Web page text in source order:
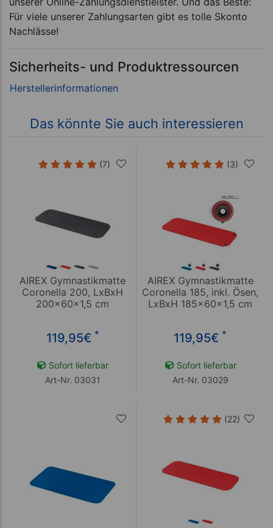
Für viele unserer Zahlungsarten gibt es tolle Skonto
Nachlässe!
Sicherheits- und Produktressourcen
Das könnte Sie auch interessieren
(7)
AIREX Gymnastikmatte
Coronella 200, LxBxH
200x60x1,5 cm
119,95€ *
Sofort lieferbar
Art-Nr. 03031
(3)
AIREX Gymnastikmatte
Coronella 185, inkl. Ösen,
LxBxH 185x60x1,5 cm
119,95€ *
Sofort lieferbar
Art-Nr. 03029
(22)